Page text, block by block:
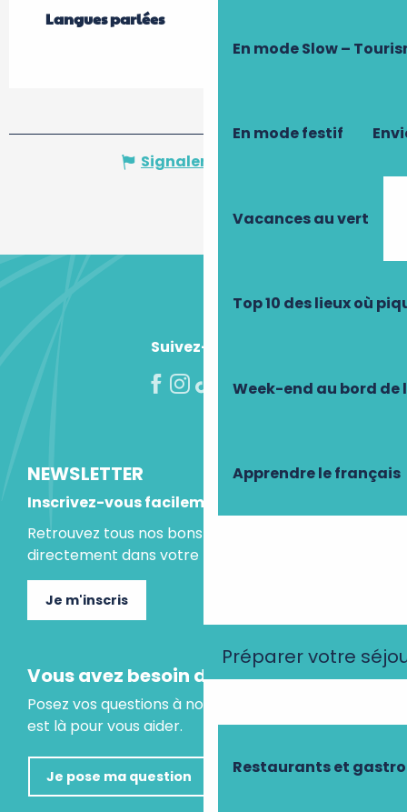
En mode Slow –
En mode festif
Vacances au vert
Top 10 des lieux où
Week-end au bord de
Apprendre le français
Préparer votre
Restaurants et
Langues parlées
Langues parlées
Signaler une erreur
Suivez-nous !
NEWSLETTER
Inscrivez-vous facilement
Retrouvez tous nos bons plans et idées séjours
directement dans votre boite mail.
Je m'inscris
Vous avez besoin d'un conseil ?
Posez vos questions à notre assistant virtuel, il
est là pour vous aider.
Je pose ma question